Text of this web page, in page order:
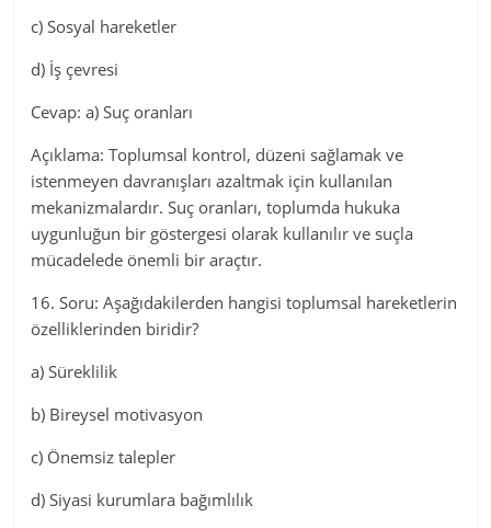
c) Sosyal hareketler
d) İş çevresi
Cevap: a) Suç oranları
Açıklama: Toplumsal kontrol, düzeni sağlamak ve
istenmeyen davranışları azaltmak için kullanılan
mekanizmalardır. Suç oranları, toplumda hukuka
uygunluğun bir göstergesi olarak kullanılır ve suçla
mücadelede önemli bir araçtır.
16. Soru: Aşağıdakilerden hangisi toplumsal hareketlerin
özelliklerinden biridir?
a) Süreklilik
b) Bireysel motivasyon
c) Önemsiz talepler
d) Siyasi kurumlara bağımlılık